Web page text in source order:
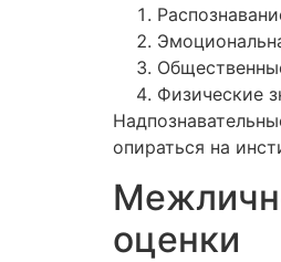
Физические
опираться на
оценки